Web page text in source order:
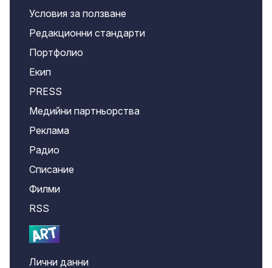
Условия за ползване
Редакционни стандарти
Портфолио
Екип
PRESS
Медийни партньорства
Реклама
Радио
Списание
Филми
RSS
Лични данни